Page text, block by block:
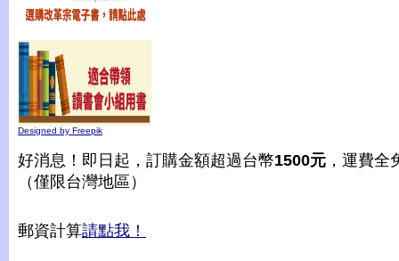
Designed by Freepik
好消息！即日起，訂購金額超過台幣1500元 ，運費全
（僅限台灣地區）
郵資計算請點我！